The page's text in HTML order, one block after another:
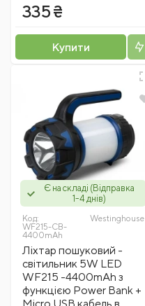
335 ₴
Купити
Є на складі (Відправка
1-4 днів)
Код:
WF215-CB-
4400mAh
Westinghousе
Ліхтар пошуковий -
світильник 5W LED
WF215 -4400mAh з
функцією Power Bank +